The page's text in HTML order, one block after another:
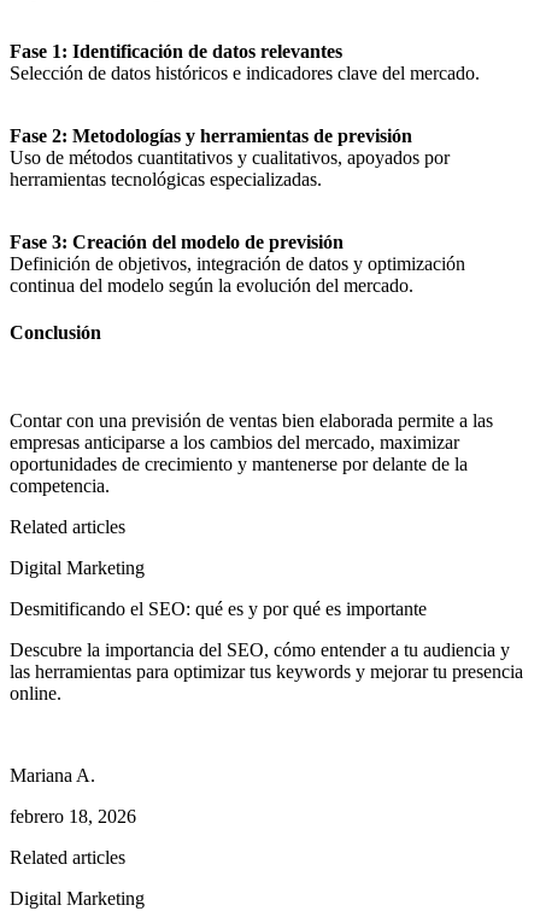
Fase 1: Identificación de datos relevantes
Selección de datos históricos e indicadores clave del mercado.
Fase 2: Metodologías y herramientas de previsión
Uso de métodos cuantitativos y cualitativos, apoyados por
herramientas tecnológicas especializadas.
Fase 3: Creación del modelo de previsión
Definición de objetivos, integración de datos y optimización
continua del modelo según la evolución del mercado.
Conclusión
Contar con una previsión de ventas bien elaborada permite a las
empresas anticiparse a los cambios del mercado, maximizar
oportunidades de crecimiento y mantenerse por delante de la
competencia.
Related articles
Digital Marketing
Desmitificando el SEO: qué es y por qué es importante
Descubre la importancia del SEO, cómo entender a tu audiencia y
las herramientas para optimizar tus keywords y mejorar tu presencia
online.
Mariana A.
febrero 18, 2026
Related articles
Digital Marketing